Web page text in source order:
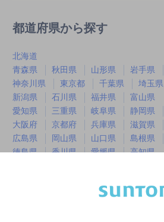
都道府県から探す
北海道
青森県
秋田県 山形県 岩手県
神奈川県
東京都 千葉県 埼玉県
新潟県
石川県 福井県
富山県
愛知県
三重県 岐阜県 静岡県
大阪府
京都府 兵庫県 滋賀県
広島県
岡山県 山口県 島根県
徳島県
香川県 愛媛県
高知県